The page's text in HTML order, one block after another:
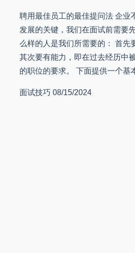
聘用最佳员工的最佳提问法 企业
发展的关键，我们在面试前需要
么样的人是我们所需要的： 首先
其次要有能力，即在过去经历中
的职位的要求。 下面提供一个基
面试技巧 08/15/2024